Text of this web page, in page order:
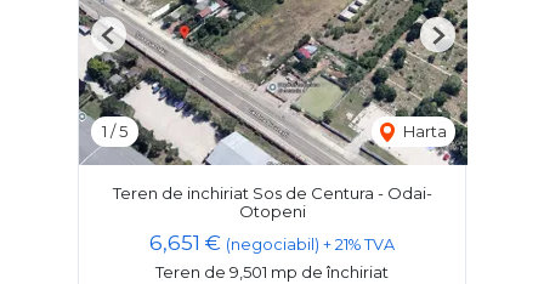
1 /5 Harta
Previous Next
Teren de inchiriat Sos de Centura - Odai-
Otopeni
6,651 € (negociabil) + 21% TVA
Teren de 9,501 mp de închiriat